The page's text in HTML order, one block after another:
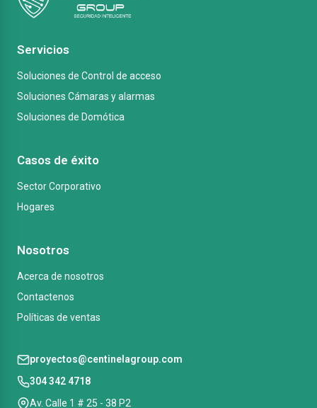
Servicios
Soluciones de Control de acceso
Soluciones Cámaras y alarmas
Soluciones de Domótica
Casos de éxito
Sector Corporativo
Hogares
Nosotros
Acerca de nosotros
Contactenos
Políticas de ventas
proyectos@centinelagroup.com
304 342 4718
Av. Calle 1 # 25 - 38 P2